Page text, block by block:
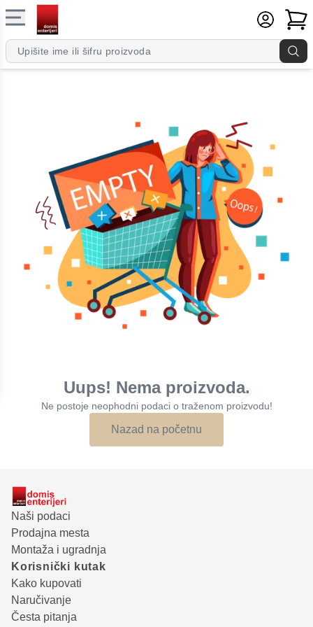
Uups! Nema proizvoda.
Ne postoje neophodni podaci o traženom proizvodu!
Nazad na početnu
Naši podaci
Prodajna mesta
Montaža i ugradnja
Korisnički kutak
Kako kupovati
Naručivanje
Česta pitanja